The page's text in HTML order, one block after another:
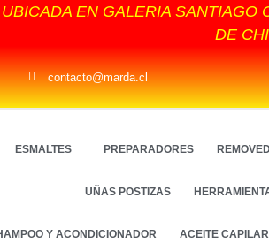
EN GALERIA
DE
contacto@marda.cl
ESMALTES PREPARADORES
UÑAS POSTIZAS
Y ACONDICIONADOR ACEITE CAPILAR